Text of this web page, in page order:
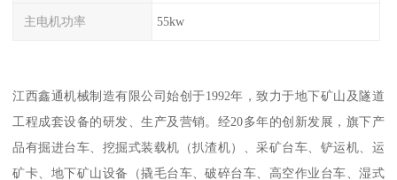
主电机功率 55kw
江西鑫通机械制造有限公司始创于1992年，致力于地下矿山及隧道
工程成套设备的研发、生产及营销。经20多年的创新发展，旗下产
品有掘进台车、挖掘式装载机（扒渣机）、采矿台车、铲运机、运
矿卡、地下矿山设备（撬毛台车、破碎台车、高空作业台车、湿式